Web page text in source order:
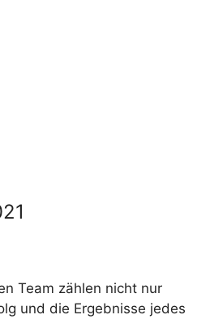
Team zählen nicht nur
und die Ergebnisse jedes